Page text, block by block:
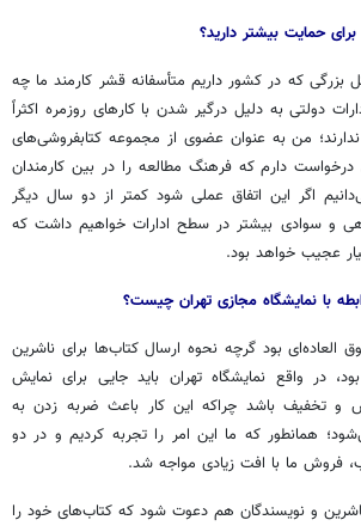
حمایت بیشتر دارید؟
بزرگی که در کشور داریم متأسفانه قشر کارمند ما چه
دولتی به دلیل درگیر شدن با کارهای روزمره اکثراً
من به عنوان عضوی از مجموعه کتابفروشی‌های
دارم که فرهنگ مطالعه را در بین کارمندان
اگر این اتفاق عملی شود کمتر از دو سال دیگر
و سوادی بیشتر در سطح ادارات خواهیم داشت که
عجیب خواهد بود.
با نمایشگاه مجازی تهران چیست؟
العاده‌ای بود گرچه نحوه ارسال کتاب‌ها برای ناشرین
در واقع نمایشگاه تهران باید جایی برای نمایش
و تخفیف باشد چراکه این کار باعث ضربه زدن به
همانطور که ما این امر را تجربه کردیم و در دو
فروش ما با افت زیادی مواجه شد.
و نویسندگان هم دعوت شود که کتاب‌های خود را